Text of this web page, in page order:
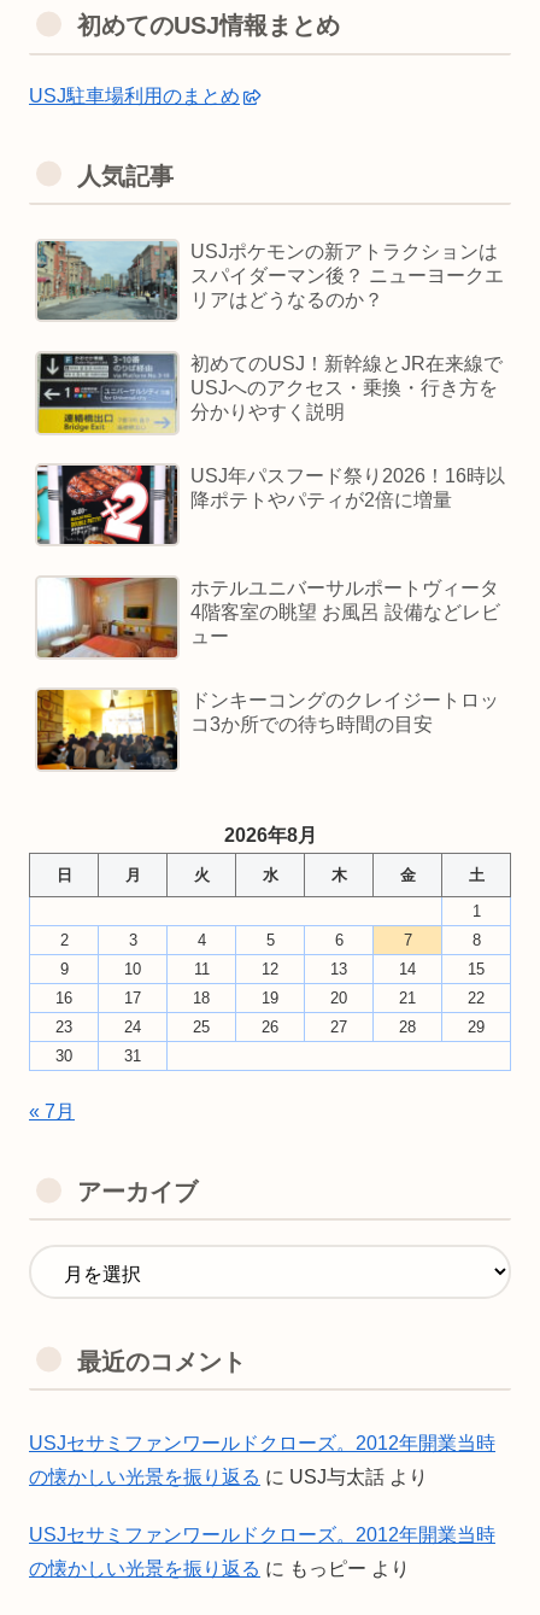
初めてのUSJ情報まとめ
USJ駐車場利用のまとめ
人気記事
USJポケモンの新アトラクションは
スパイダーマン後？ ニューヨークエ
リアはどうなるのか？
初めてのUSJ！新幹線とJR在来線で
USJへのアクセス・乗換・行き方を
分かりやすく説明
USJ年パスフード祭り2026！16時以
降ポテトやパティが2倍に増量
ホテルユニバーサルポートヴィータ
4階客室の眺望 お風呂 設備などレビ
ュー
ドンキーコングのクレイジートロッ
コ3か所での待ち時間の目安
2026年8月
日 月 火 水 木 金
土
1
2
3 4 5 6 7
8
9
10 11 12 13 14
15
16
17 18 19 20 21
22
23
24 25 26 27 28
29
30
31
« 7月
アーカイブ
最近のコメント
USJセサミファンワールドクローズ。2012年開業当時
の懐かしい光景を振り返る に USJ与太話 より
USJセサミファンワールドクローズ。2012年開業当時
の懐かしい光景を振り返る に もっピー より